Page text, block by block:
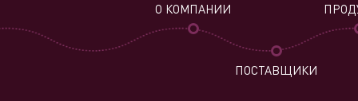
О КОМПАНИИ
ПОСТАВЩИКИ